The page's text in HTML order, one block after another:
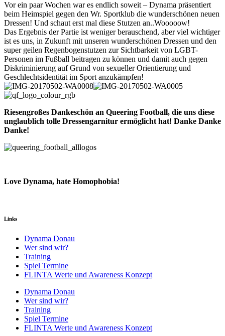
Vor ein paar Wochen war es endlich soweit – Dynama präsentiert
beim Heimspiel gegen den Wr. Sportklub die wunderschönen neuen
Dressen! Und schaut erst mal diese Stutzen an..Wooooow!
Das Ergebnis der Partie ist weniger berauschend, aber viel wichtiger
ist es uns, in Zukunft mit unseren wunderschönen Dressen und den
super geilen Regenbogenstutzen zur Sichtbarkeit von LGBT-
Personen im Fußball beitragen zu können und damit auch gegen
Diskriminierung auf Grund von sexueller Orientierung und
Geschlechtsidentität im Sport anzukämpfen!
Riesengroßes Dankeschön an Queering Football, die uns diese
unglaublich tolle Dressengarnitur ermöglicht hat! Danke Danke
Danke!
Love Dynama, hate Homophobia!
Links
Dynama Donau
Wer sind wir?
Training
Spiel Termine
FLINTA Werte und Awareness Konzept
Dynama Donau
Wer sind wir?
Training
Spiel Termine
FLINTA Werte und Awareness Konzept